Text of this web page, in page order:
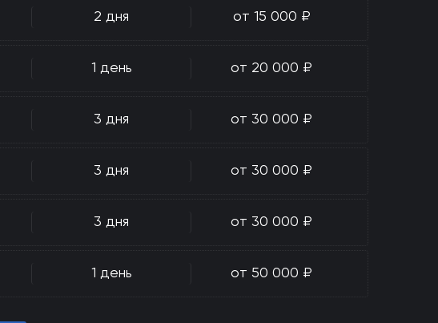
2 дня от 15 000 ₽
1 день от 20 000 ₽
3 дня от 30 000 ₽
3 дня от 30 000 ₽
3 дня от 30 000 ₽
1 день от 50 000 ₽